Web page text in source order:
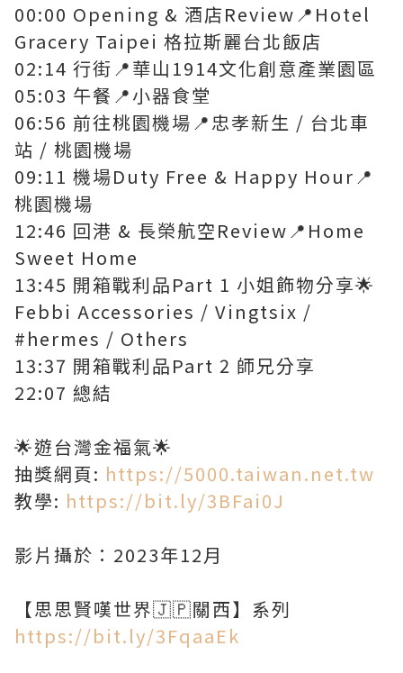
00:00 Opening & 酒店Review📍Hotel
Gracery Taipei 格拉斯麗台北飯店
02:14 行街📍華山1914文化創意產業園區
05:03 午餐📍小器食堂
06:56 前往桃園機場📍忠孝新生 / 台北車
站 / 桃園機場
09:11 機場Duty Free & Happy Hour📍
桃園機場
12:46 回港 & 長榮航空Review📍Home
Sweet Home
13:45 開箱戰利品Part 1 小姐飾物分享🌟
Febbi Accessories / Vingtsix /
#hermes / Others
13:37 開箱戰利品Part 2 師兄分享
22:07 總結
🌟遊台灣金福氣🌟
抽獎網頁: https://5000.taiwan.net.tw
教學: https://bit.ly/3BFai0J
影片攝於：2023年12月
https://bit.ly/3FqaaEk